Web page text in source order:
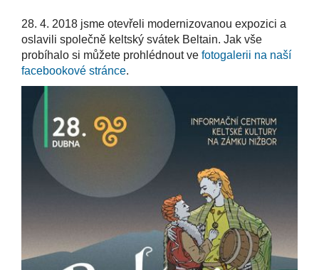
28. 4. 2018 jsme otevřeli modernizovanou expozici a
oslavili společně keltský svátek Beltain. Jak vše
probíhalo si můžete prohlédnout ve fotogalerii na naší
facebookové stránce.